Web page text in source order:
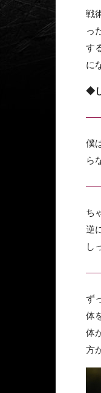
戦
っ
す
に
◆
――
僕
ら
――
ち
逆
し
――
ず
体
体
方